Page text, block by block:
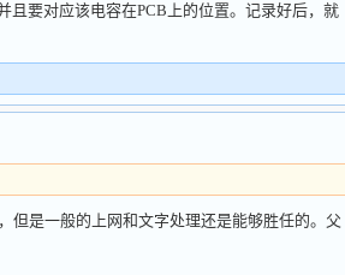
且要对应该电容在PCB上的位置。记录好后，就
但是一般的上网和文字处理还是能够胜任的。父